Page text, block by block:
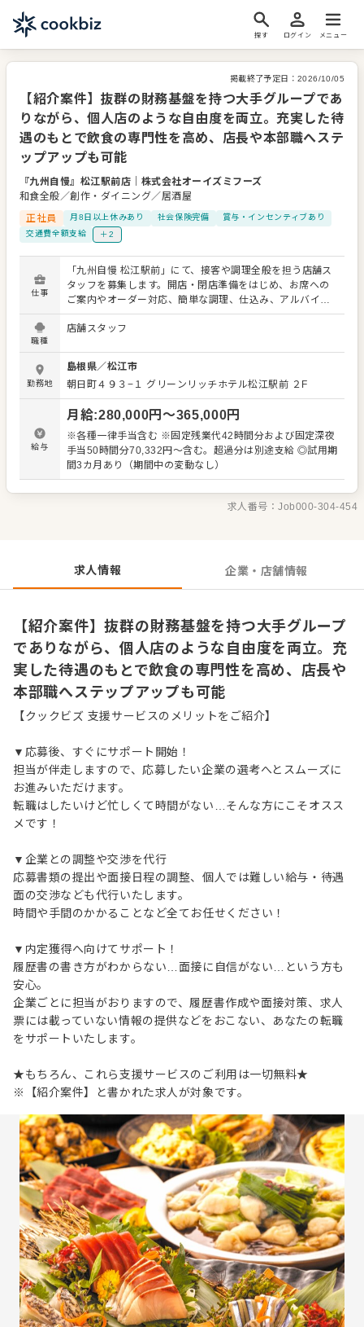
探す ログイン メニュー
掲載終了予定日： 2026/10/05
【紹介案件】抜群の財務基盤を持つ大手グループであ
りながら、個人店のような自由度を両立。充実した待
遇のもとで飲食の専門性を高め、店長や本部職へステ
ップアップも可能
『九州自慢』松江駅前店
株式会社オーイズミフーズ
和食全般／創作・ダイニング／居酒屋
正社員
月8日以上休みあり 社会保険完備
賞与・インセンティブあり
交通費全額支給
＋2
仕事
「九州自慢 松江駅前」にて、接客や調理全般を担う店舗ス
タッフを募集します。開店・閉店準備をはじめ、お席への
ご案内やオーダー対応、簡単な調理、仕込み、アルバイト
の教育など業務は多岐にわたります。まずはメニューを覚
えることから始め、スキルに応じた業務からお任せするた
して全国展開しており、安定した基盤が強み。その一方で
個人店のような裁量権があり、オペレーション改善などの
アイデアも大歓迎です。 現在はM&Aを積極的に行い、新業
態の出店も多数控えているため、早期に店長やSV、本部職
へとキャリアアップできるチャンスが豊富にあります。月8
日休みで福利厚生も充実しており、腰を据えて長く働ける
環境を整えています。 ＜おすすめポイント＞ 業界トップク
ラスである85％以上の高い自己資本比率を誇り、潤沢な資
を続けています。現場経験のある社長だからこそ店舗の裁
量を尊重する風土があり、マニュアルに縛られず挑戦でき
職種
店舗スタッフ
勤務地
島根県／松江市
朝日町４９３−１ グリーンリッチホテル松江駅前 ２F
給与
月給:280,000円〜365,000円
※各種一律手当含む ※固定残業代42時間分および固定深夜
手当50時間分70,332円～含む。超過分は別途支給 ◎試用期
間3カ月あり（期間中の変動なし）
求人番号：Job000-304-454
求人情報 企業・店舗情報
【紹介案件】抜群の財務基盤を持つ大手グループ
でありながら、個人店のような自由度を両立。充
実した待遇のもとで飲食の専門性を高め、店長や
本部職へステップアップも可能
【クックビズ 支援サービスのメリットをご紹介】
▼応募後、すぐにサポート開始！
担当が伴走しますので、応募したい企業の選考へとスムーズに
お進みいただけます。
転職はしたいけど忙しくて時間がない…そんな方にこそオスス
メです！
▼企業との調整や交渉を代行
応募書類の提出や面接日程の調整、個人では難しい給与・待遇
面の交渉なども代行いたします。
時間や手間のかかることなど全てお任せください！
▼内定獲得へ向けてサポート！
履歴書の書き方がわからない…面接に自信がない…という方も
安心。
企業ごとに担当がおりますので、履歴書作成や面接対策、求人
票には載っていない情報の提供などをおこない、あなたの転職
をサポートいたします。
★もちろん、これら支援サービスのご利用は一切無料★
※【紹介案件】と書かれた求人が対象です。